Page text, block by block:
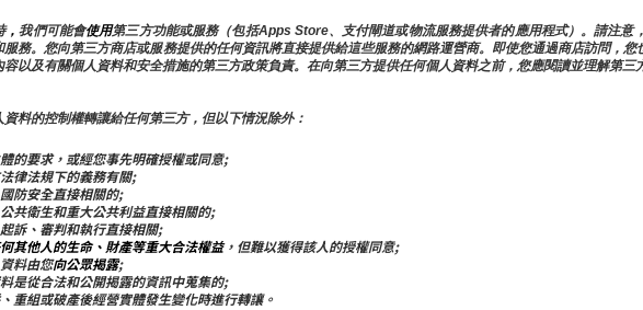
，我們可能會使用第三方功能或服務（包括Apps Store、支付閘道或物流服務提供者的應用程式）。請注
務。您向第三方商店或服務提供的任何資訊將直接提供給這些服務的網路運營商。即使您通過商店訪問，
以及有關個人資料和安全措施的第三方政策負責。在向第三方提供任何個人資料之前，您應閱讀並理解第三
料的控制權轉讓給任何第三方，但以下情況除外：
的要求，或經您事先明確授權或同意;
律法規下的義務有關;
防安全直接相關的;
共衛生和重大公共利益直接相關的;
訴、審判和執行直接相關;
其他人的生命、財產等重大合法權益，但難以獲得該人的授權同意;
料由您向公眾揭露;
是從合法和公開揭露的資訊中蒐集的;
重組或破產後經營實體發生變化時進行轉讓。